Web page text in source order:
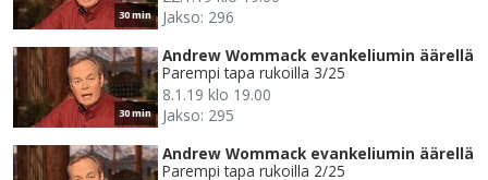
30 min
Jakso: 296
30 min
Andrew Wommack evankeliumin äärellä
Parempi tapa rukoilla 3/25
8.1.19 klo 19.00
Jakso: 295
Andrew Wommack evankeliumin äärellä
Parempi tapa rukoilla 2/25